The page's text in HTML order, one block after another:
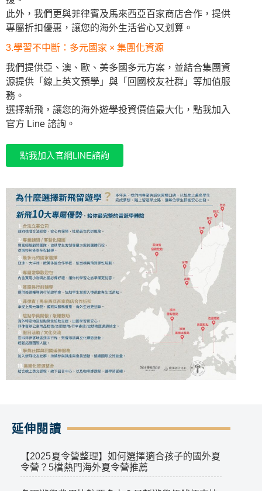
此外，我們更與菲律賓及馬來西亞百家商店合作，提供
專屬折扣優惠，讓您的海外生活省心又划算。
3.學習不中斷：多元國家 × 集團化資源
我們提供亞、澳、歐、美多國多元方案，並結合集團資
源提供「線上英文預學」與「回國校友社群」等加值服
務。
選擇新飛，讓您的海外遊學投資價值最大化，點我加入
官方 Line 諮詢。
點我加入官網LINE諮詢
延伸閱讀
【2025夏令營整理】如何選擇適合孩子的國外夏
令營？5檔熱門海外夏令營推薦